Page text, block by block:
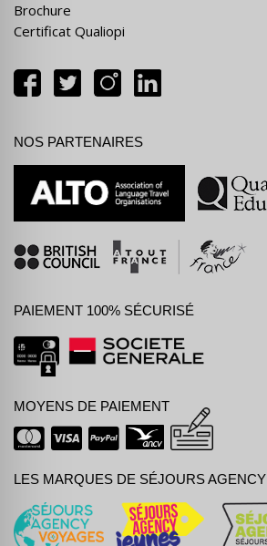
Brochure
Certificat Qualiopi
NOS PARTENAIRES
PAIEMENT 100% SÉCURISÉ
MOYENS DE PAIEMENT
LES MARQUES DE SÉJOURS AGENCY